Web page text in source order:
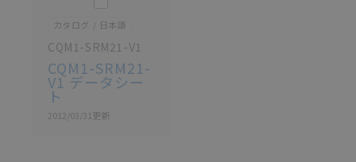
カタログ 日本語
CQM1-SRM21-V1
CQM1-SRM21-
V1 データシー
ト
2012/03/31更新